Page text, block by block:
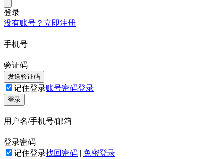
登录
没有账号？立即注册
手机号
验证码
发送验证码
记住登录账号密码登录
登录
用户名/手机号/邮箱
登录密码
记住登录找回密码 | 免密登录